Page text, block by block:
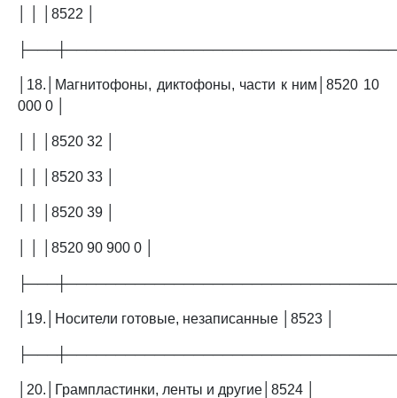
│ │ │8522 │
│18.│Магнитофоны, диктофоны, части к ним│8520 10
000 0 │
│ │ │8520 32 │
│ │ │8520 33 │
│ │ │8520 39 │
│ │ │8520 90 900 0 │
│19.│Носители готовые, незаписанные │8523 │
│20.│Грампластинки, ленты и другие│8524 │